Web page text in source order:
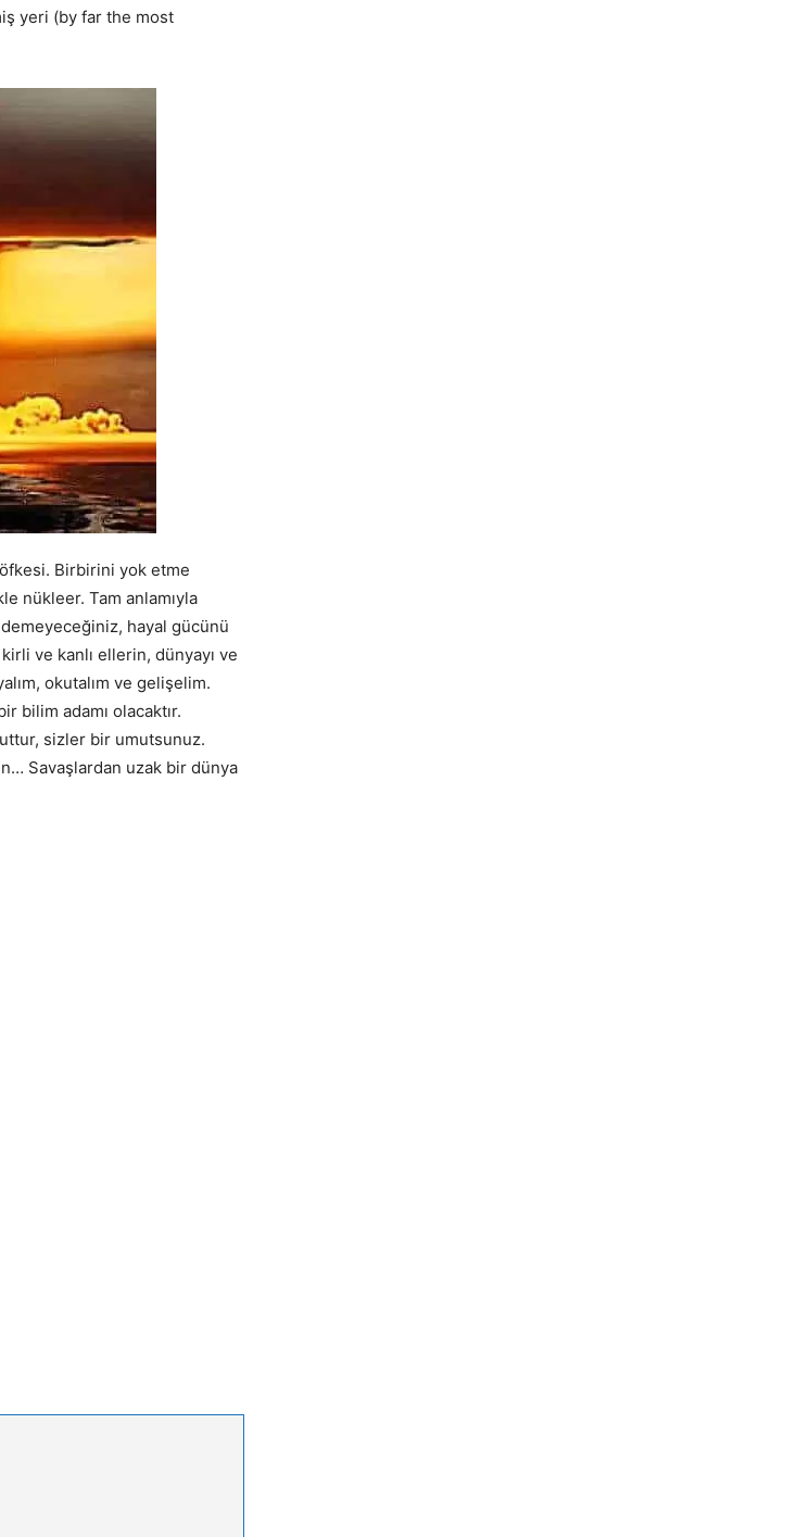
yeri (by far the most
Birbirini yok etme
nükleer. Tam anlamıyla
hayal gücünü
ve kanlı ellerin, dünyayı ve
okutalım ve gelişelim.
bilim adamı olacaktır.
sizler bir umutsunuz.
Savaşlardan uzak bir dünya